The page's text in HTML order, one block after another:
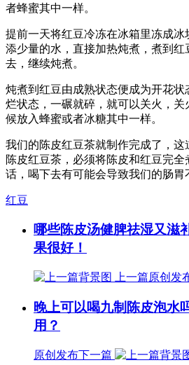
者蜂蜜其中一样。
提前一天将红豆冷冻在冰箱里冻成冰
添少量的水，直接加热炖煮，煮到
去，继续炖煮。
炖煮到红豆由成熟状态便成为开花
烂状态，一碾就碎，就可以关火，
候放入蜂蜜或者冰糖其中一样。
我们的陈皮红豆茶就制作完成了，
陈皮红豆茶，必须将陈皮和红豆完
话，喝下去有可能会导致我们的肠胃
红豆
哪些陈皮汤健脾祛湿又滋
果很好！
上一篇原创发
晚上可以喝九制陈皮泡水
用？
原创发布下一篇